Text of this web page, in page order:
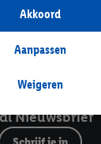
Lidl webshop
Nieuwsbrief
het
of voor het tonen
binnen en buiten
in de
aan ons voor
Weigeren
Aanpassen
Akkoord